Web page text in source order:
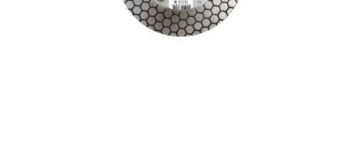
ODSÁVANIE NA REZANIE A BRÚSENIE OBKLADOV